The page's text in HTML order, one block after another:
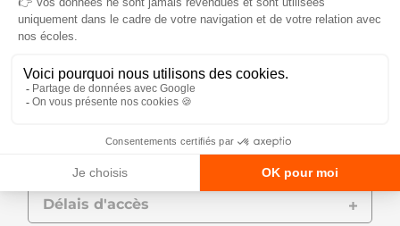
5 minutes pour surprendre
Délais d'accès